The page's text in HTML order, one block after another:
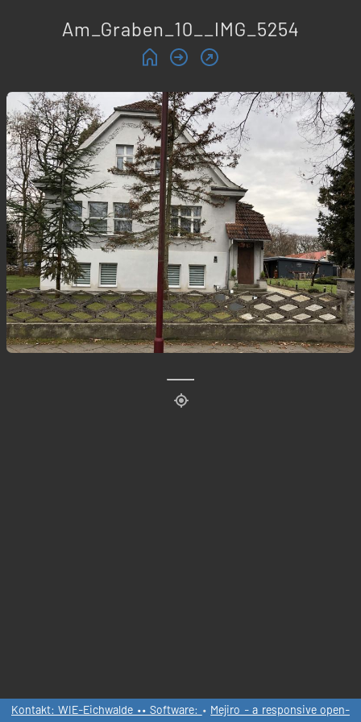
Am_Graben_10__IMG_5254
Kontakt: WIE-Eichwalde •• Software: • Mejiro - a responsive open-